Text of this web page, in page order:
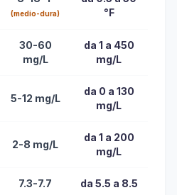
(medio-dura)
°F
30-60
mg/L
da 1 a 450
mg/L
5-12 mg/L
da 0 a 130
mg/L
2-8 mg/L
da 1 a 200
mg/L
7.3-7.7 da 5.5 a 8.5